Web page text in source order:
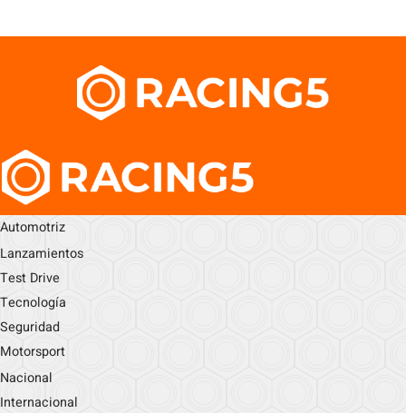
Automotriz
Lanzamientos
Test Drive
Tecnología
Seguridad
Motorsport
Nacional
Internacional